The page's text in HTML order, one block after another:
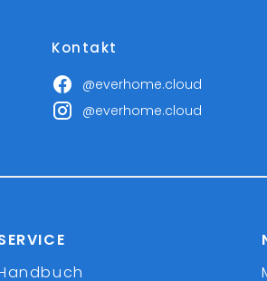
Kontakt
@everhome.cloud
@everhome.cloud